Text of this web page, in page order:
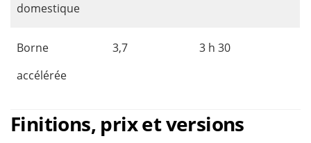
domestique
Borne
accélérée
3,7 3 h 30
Finitions, prix et versions